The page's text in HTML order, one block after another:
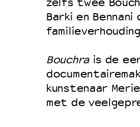
Barki en
Bouchrais de
kunstenaar
met de